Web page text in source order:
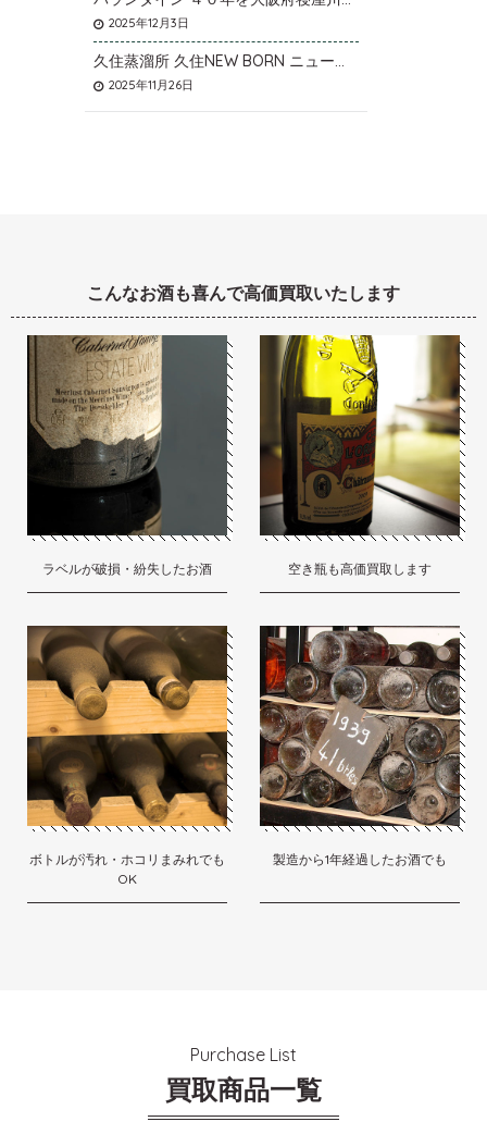
2025年12月3日
久住蒸溜所 久住NEW BORN ニューボーンを石川県石川市のお客様より宅配買取いたしました。
2025年11月26日
こんなお酒も喜んで高価買取いたします
ラベルが破損・紛失したお酒 空き瓶も高価買取します
ボトルが汚れ・ホコリまみれでも
OK
製造から1年経過したお酒でも
Purchase List
買取商品一覧